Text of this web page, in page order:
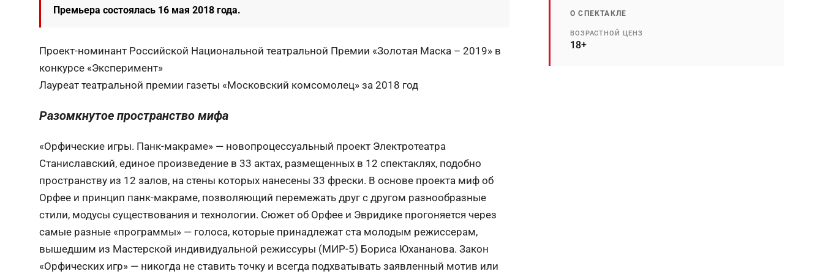
Премьера состоялась 16 мая 2018 года.
Проект-номинант Российской Национальной театральной Премии «Золотая Маска – 2019» в
конкурсе «Эксперимент»
Лауреат театральной премии газеты «Московский комсомолец» за 2018 год
Разомкнутое пространство мифа
«Орфические игры. Панк-макраме» — новопроцессуальный проект Электротеатра
Станиславский, единое произведение в 33 актах, размещенных в 12 спектаклях, подобно
пространству из 12 залов, на стены которых нанесены 33 фрески. В основе проекта миф об
Орфее и принцип панк-макраме, позволяющий перемежать друг с другом разнообразные
стили, модусы существования и технологии. Сюжет об Орфее и Эвридике прогоняется через
самые разные «программы» — голоса, которые принадлежат ста молодым режиссерам,
вышедшим из Мастерской индивидуальной режиссуры (МИР-5) Бориса Юхананова. Закон
«Орфических игр» — никогда не ставить точку и всегда подхватывать заявленный мотив или
О СПЕКТАКЛЕ
ВОЗРАСТНОЙ ЦЕНЗ
18+